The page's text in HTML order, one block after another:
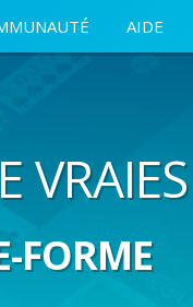
AIDE
FORME